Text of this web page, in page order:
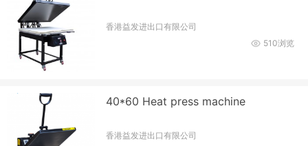
香港益发进出口有限公司
510浏览
40*60 Heat press machine
香港益发进出口有限公司